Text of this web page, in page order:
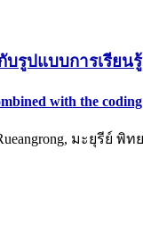
รูปแบบการเรียน
with the
มะยุรีย์ พิท